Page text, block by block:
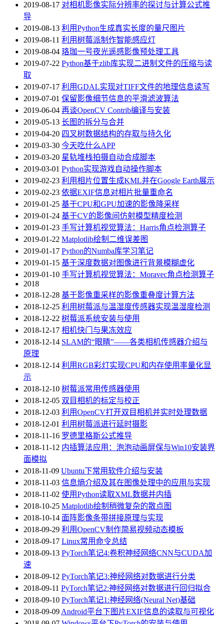
2019-08-17 对相机影像实际分辨率的探讨与计算公式推
导
2019-08-13 利用Python生成真实长度的量尺图片
2019-08-11 利用树莓派制作智能感应灯
2019-08-04 珞珈一号夜光遥感影像预处理工具
2019-07-22 Python基于zlib库实现二进制文件的压缩与读
取
2019-07-17 利用GDAL实现对TIFF文件的地理信息读写
2019-07-01 保留影像细节信息的平滑滤波算法
2019-06-04 再谈OpenCV Contrib编译与安装
2019-05-13 长图的拆分与合并
2019-04-20 四叉树数据结构的存取与持久化
2019-03-30 今天吃什么APP
2019-03-20 星轨堆栈拍摄自动合成脚本
2019-03-01 Python实现游戏自动操作脚本
2019-02-23 利用相片位置生成KML并在Google Earth展示
2019-02-23 依据EXIF信息对相片批量重命名
2019-01-25 基于CPU和GPU加速的影像降采样
2019-01-24 基于CV的影像间仿射模型精度检测
2019-01-23 手写计算机视觉算法：Harris角点检测算子
2019-01-22 Matplotlib绘制二维误差图
2019-01-17 Python的Numba库学习笔记
2019-01-15 基于深度数据对图像进行背景模糊虚化
2019-01-10 手写计算机视觉算法：Moravec角点检测算子
2018
2018-12-28 基于影像重采样的影像重叠度计算方法
2018-12-25 利用树莓派与温湿度传感器实现温湿度检测
2018-12-22 树莓派系统安装与使用
2018-12-17 相机快门与果冻效应
2018-12-14 SLAM的“眼睛”——各类相机传感器介绍与
原理
2018-12-14 利用RGB彩灯实现CPU和内存使用率量化显
示
2018-12-10 树莓派常用传感器使用
2018-12-05 双目相机的标定与校正
2018-12-03 利用OpenCV打开双目相机并实时处理数据
2018-12-01 利用树莓派进行延时摄影
2018-11-16 罗德里格斯公式推导
2018-11-12 内插算法应用：泡泡动画屏保与Win10安装界
面模拟
2018-11-09 Ubuntu下常用软件介绍与安装
2018-11-03 信息熵介绍及其在图像处理中的应用与实现
2018-11-02 使用Python读取XML数据并内插
2018-10-25 Matplotlib绘制稍微复杂的散点图
2018-10-14 面阵影像条带拼接原理与实现
2018-09-29 利用OpenCV制作简易视频动态模板
2018-09-17 Linux常用命令总结
2018-09-13 PyTorch笔记4:卷积神经网络CNN与CUDA加
速
2018-09-12 PyTorch笔记3:神经网络对数据进行分类
2018-09-11 PyTorch笔记2:神经网络对数据进行回归拟合
2018-09-10 PyTorch笔记1:神经网络(Neural Net)基础
2018-09-09 Android平台下图片EXIF信息的读取与可视化